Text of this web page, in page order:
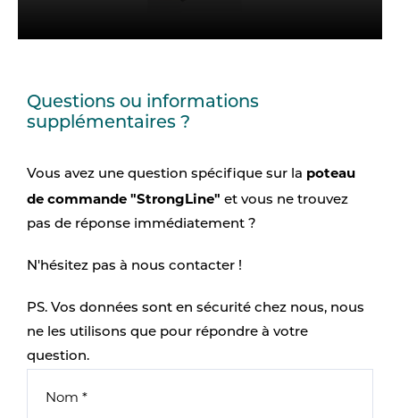
Questions ou informations
supplémentaires ?
Vous avez une question spécifique sur la poteau
de commande "StrongLine" et vous ne trouvez
pas de réponse immédiatement ?
N'hésitez pas à nous contacter !
PS. Vos données sont en sécurité chez nous, nous
ne les utilisons que pour répondre à votre
question.